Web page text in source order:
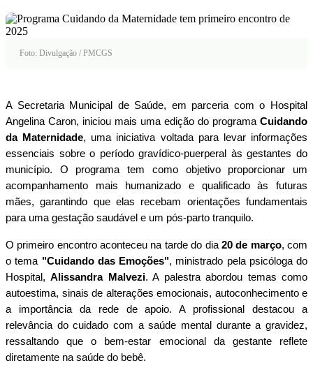
Foto: Divulgação / PMCGS
A Secretaria Municipal de Saúde, em parceria com o Hospital
Angelina Caron, iniciou mais uma edição do programa Cuidando
da Maternidade, uma iniciativa voltada para levar informações
essenciais sobre o período gravídico-puerperal às gestantes do
município. O programa tem como objetivo proporcionar um
acompanhamento mais humanizado e qualificado às futuras
mães, garantindo que elas recebam orientações fundamentais
para uma gestação saudável e um pós-parto tranquilo.
O primeiro encontro aconteceu na tarde do dia 20 de março, com
o tema "Cuidando das Emoções", ministrado pela psicóloga do
Hospital,Alissandra Malvezi. A palestra abordou temas como
autoestima, sinais de alterações emocionais, autoconhecimento e
a importância da rede de apoio. A profissional destacou a
relevância do cuidado com a saúde mental durante a gravidez,
ressaltando que o bem-estar emocional da gestante reflete
diretamente na saúde do bebê.